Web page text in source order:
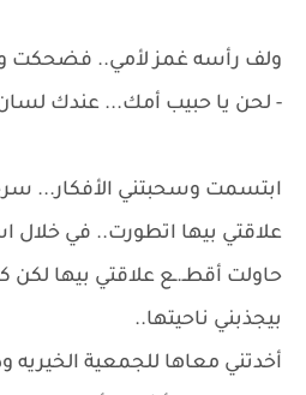
ولف رأسه غمز لأمي.. فضحكت
- لحن يا حبيب أمك... عندك
ابتسمت وسحبتني الأفكار...
علاقتي بيها اتطورت.. في خلال
حاولت أقطـ.ـع علاقتي بيها
بيجذبني ناحيتها..
أخدتني معاها للجمعية